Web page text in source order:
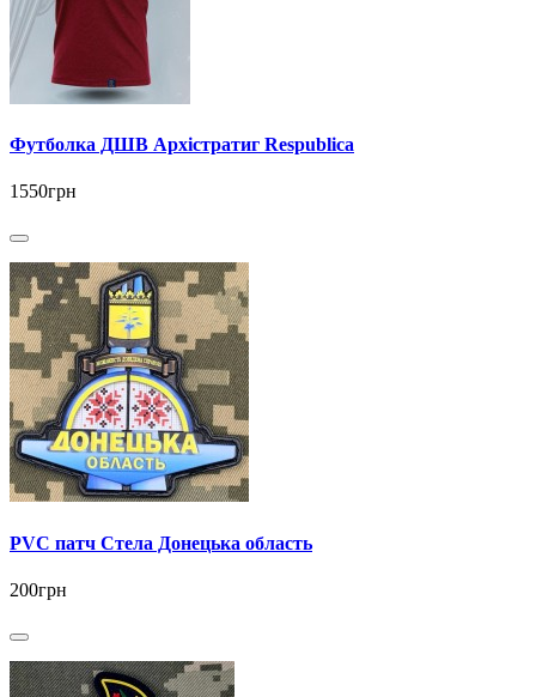
Футболка ДШВ Архістратиг Respublica
1550грн
PVC патч Стела Донецька область
200грн